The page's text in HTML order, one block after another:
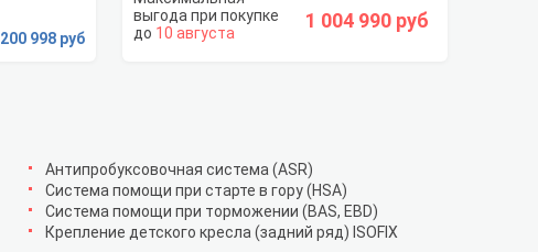
200 998 руб 10 августа
1 004 990 руб
Антипробуксовочная система (ASR)
Система помощи при старте в гору (HSA)
Система помощи при торможении (BAS, EBD)
Крепление детского кресла (задний ряд) ISOFIX